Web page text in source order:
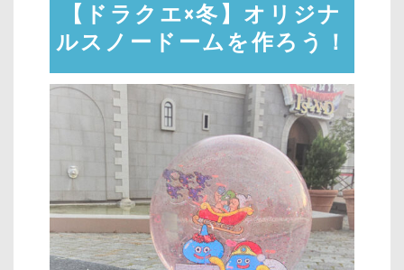
【ドラクエ×冬】オリジナ
ルスノードームを作ろう！